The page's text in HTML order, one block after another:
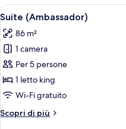
letto
camere
comunicanti
Apri
tutte
le
foto
per
Suite
(Ambassador)
7
Suite (Ambassador)
86 m²
1 camera
Per 5 persone
1 letto king
Wi-Fi gratuito
Scopri di più
Altri